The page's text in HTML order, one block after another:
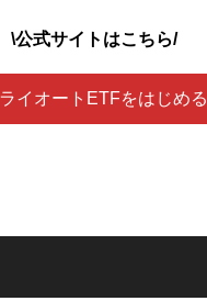
\公式サイトはこちら/
ライオートETFをはじめる